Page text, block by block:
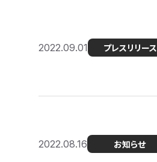
2022.09.01 プレスリリース
2022.08.16 お知らせ